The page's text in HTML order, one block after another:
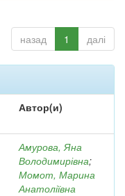
назад 1 далі
Автор(и)
Амурова, Яна
Володимирівна;
Момот, Марина
Анатоліївна